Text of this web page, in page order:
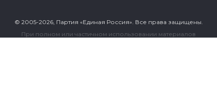
© 2005-2026, Партия «Единая Россия». Все права защищены.
При полном или частичном использовании материалов